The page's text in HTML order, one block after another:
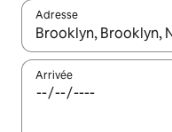
Adresse
Lorsque les résultats
Arrivée